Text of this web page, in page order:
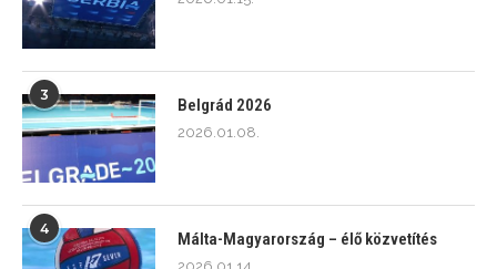
3
Belgrád 2026
2026.01.08.
4
Málta-Magyarország – élő közvetítés